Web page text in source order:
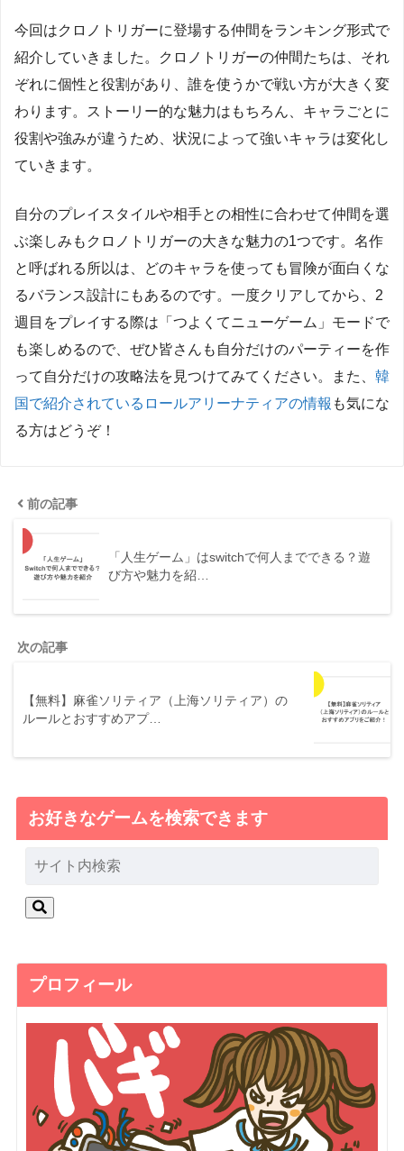
今回はクロノトリガーに登場する仲間をランキング形式で
紹介していきました。クロノトリガーの仲間たちは、それ
ぞれに個性と役割があり、誰を使うかで戦い方が大きく変
わります。ストーリー的な魅力はもちろん、キャラごとに
役割や強みが違うため、状況によって強いキャラは変化し
ていきます。
自分のプレイスタイルや相手との相性に合わせて仲間を選
ぶ楽しみもクロノトリガーの大きな魅力の1つです。名作
と呼ばれる所以は、どのキャラを使っても冒険が面白くな
るバランス設計にもあるのです。一度クリアしてから、2
週目をプレイする際は「つよくてニューゲーム」モードで
も楽しめるので、ぜひ皆さんも自分だけのパーティーを作
って自分だけの攻略法を見つけてみてください。また、 韓
国で紹介されているロールアリーナティアの情報 も気にな
る方はどうぞ！
前の記事
「人生ゲーム」はswitchで何人までできる？遊
び方や魅力を紹…
次の記事
【無料】麻雀ソリティア（上海ソリティア）の
ルールとおすすめアプ…
お好きなゲームを検索できます
プロフィール